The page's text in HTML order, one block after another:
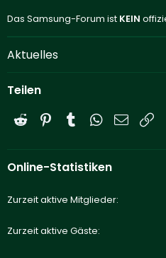
Das Samsung-Forum ist KEIN
Aktuelles
Teilen
Reddit PinterestTumblrWhatsApp
E-Mail
Online-Statistiken
Zurzeit aktive Mitglieder
Zurzeit aktive Gäste